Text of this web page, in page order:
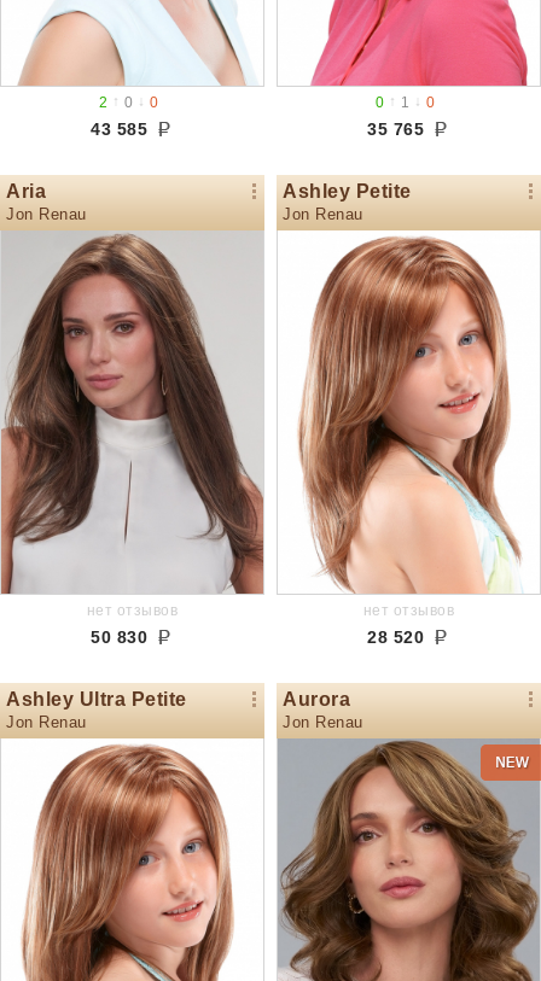
2 ↑0 ↓0
43 585
0 ↑ 1 ↓0
35 765
Aria
Jon Renau
нет отзывов
50 830
Ashley Petite
Jon Renau
нет отзывов
28 520
Ashley Ultra Petite
Jon Renau
Aurora
Jon Renau